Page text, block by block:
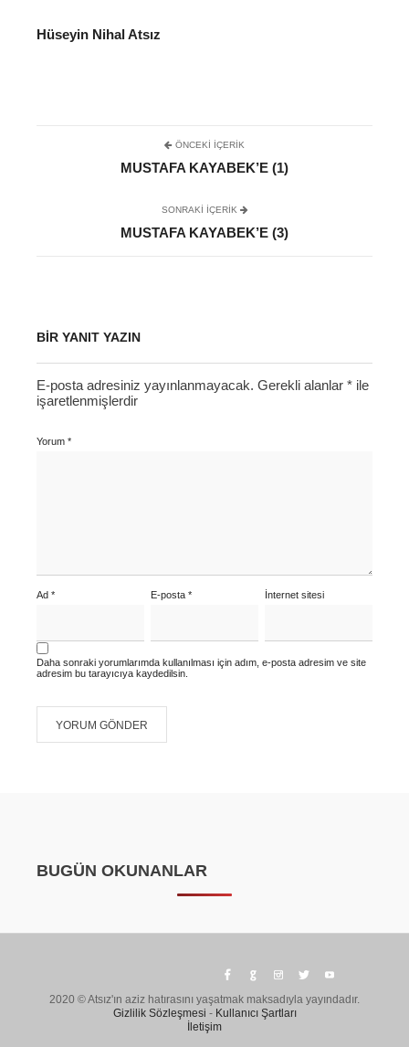
Hüseyin Nihal Atsız
ÖNCEKI İÇERIK
MUSTAFA KAYABEK’E (1)
SONRAKI IÇERIK
MUSTAFA KAYABEK’E (3)
BIR YANIT YAZIN
E-posta adresiniz yayınlanmayacak. Gerekli alanlar * ile
işaretlenmişlerdir
Yorum *
Ad * E-posta* İnternet sitesi
Daha sonraki yorumlarımda kullanılması için adım, e-posta adresim ve site
adresim bu tarayıcıya kaydedilsin.
BUGÜN OKUNANLAR
2020 © Atsız'ın aziz hatırasını yaşatmak maksadıyla yayındadır.
Gizlilik Sözleşmesi - Kullanıcı Şartları
İletişim